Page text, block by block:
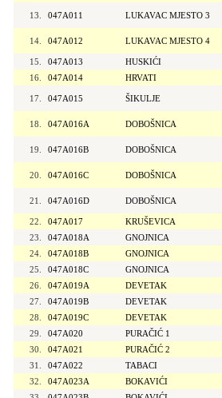
13. 047A011 LUKAVAC MJESTO 3
14. 047A012 LUKAVAC MJESTO 4
15.
047A013 HUSKIĆI
16.
047A014 HRVATI
17. 047A015 ŠIKULJE
18. 047A016A DOBOŠNICA
19. 047A016B DOBOŠNICA
20. 047A016C DOBOŠNICA
21. 047A016D DOBOŠNICA
22.
047A017 KRUŠEVICA
23.
047A018A GNOJNICA
24.
047A018B GNOJNICA
25.
047A018C GNOJNICA
26.
047A019A DEVETAK
27.
047A019B DEVETAK
28.
047A019C DEVETAK
29.
047A020 PURAČIĆ 1
30.
047A021 PURAČIĆ 2
31.
047A022 TABACI
32.
047A023A BOKAVIĆI